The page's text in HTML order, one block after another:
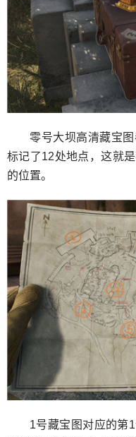
零号大坝高清藏宝
标记了12处地点，这就
的位置。
1号藏宝图对应的第